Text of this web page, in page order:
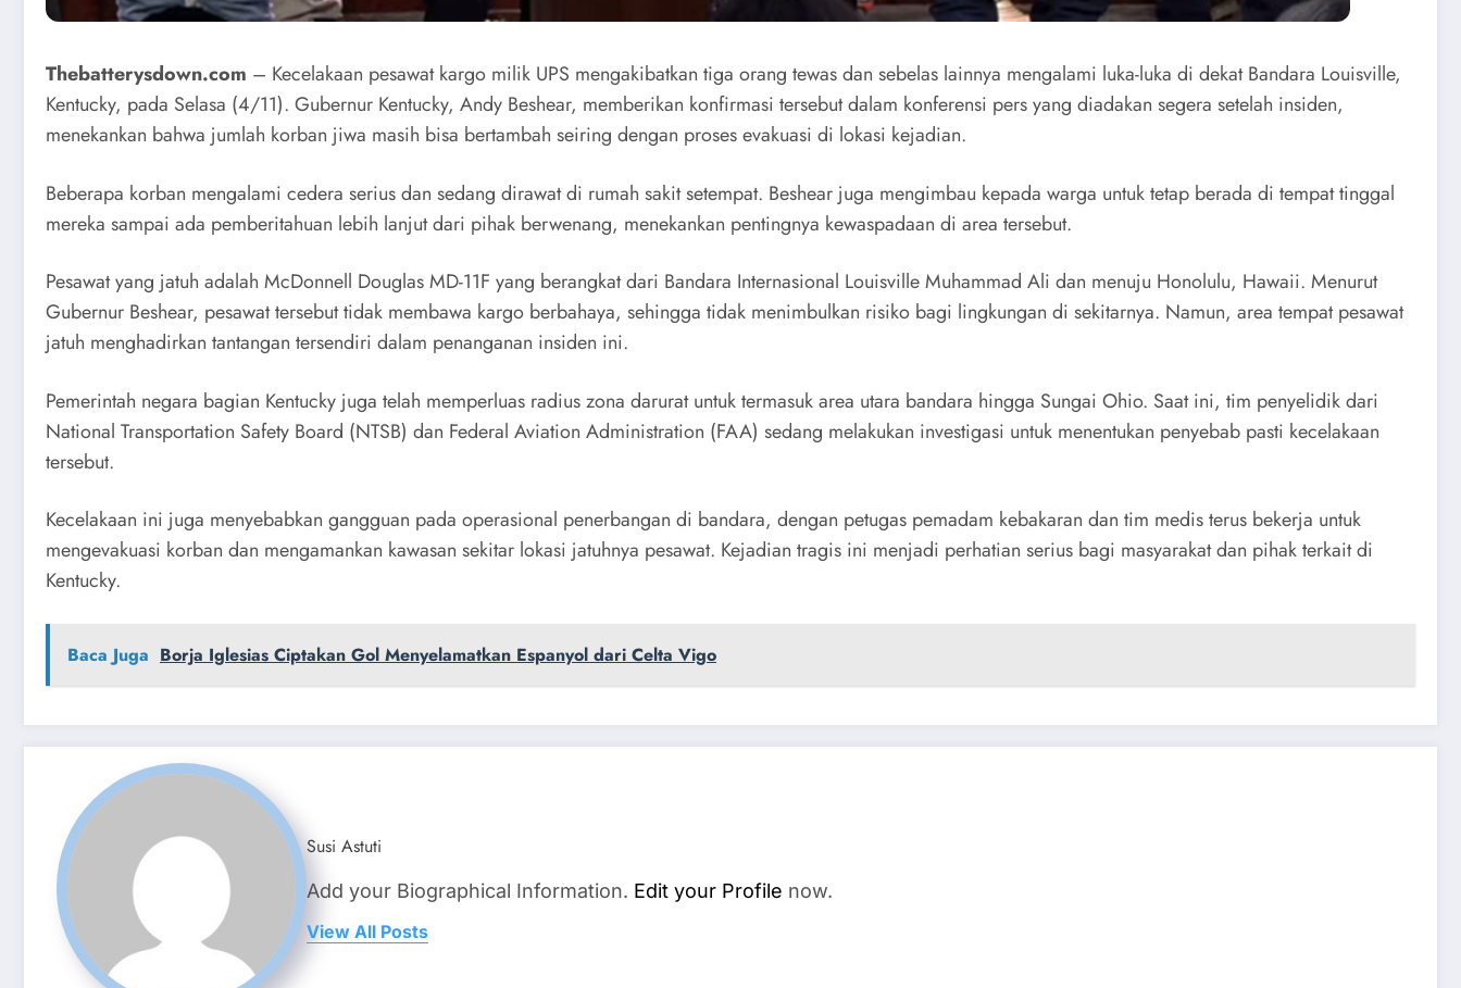
Thebatterysdown.com – Kecelakaan pesawat kargo milik UPS mengakibatkan tiga orang tewas dan sebelas lainnya mengalami luka-luka di dekat Bandara Louisville,
Kentucky, pada Selasa (4/11). Gubernur Kentucky, Andy Beshear, memberikan konfirmasi tersebut dalam konferensi pers yang diadakan segera setelah insiden,
menekankan bahwa jumlah korban jiwa masih bisa bertambah seiring dengan proses evakuasi di lokasi kejadian.
Beberapa korban mengalami cedera serius dan sedang dirawat di rumah sakit setempat. Beshear juga mengimbau kepada warga untuk tetap berada di tempat tinggal
mereka sampai ada pemberitahuan lebih lanjut dari pihak berwenang, menekankan pentingnya kewaspadaan di area tersebut.
Pesawat yang jatuh adalah McDonnell Douglas MD-11F yang berangkat dari Bandara Internasional Louisville Muhammad Ali dan menuju Honolulu, Hawaii. Menurut
Gubernur Beshear, pesawat tersebut tidak membawa kargo berbahaya, sehingga tidak menimbulkan risiko bagi lingkungan di sekitarnya. Namun, area tempat pesawat
jatuh menghadirkan tantangan tersendiri dalam penanganan insiden ini.
Pemerintah negara bagian Kentucky juga telah memperluas radius zona darurat untuk termasuk area utara bandara hingga Sungai Ohio. Saat ini, tim penyelidik dari
National Transportation Safety Board (NTSB) dan Federal Aviation Administration (FAA) sedang melakukan investigasi untuk menentukan penyebab pasti kecelakaan
tersebut.
Kecelakaan ini juga menyebabkan gangguan pada operasional penerbangan di bandara, dengan petugas pemadam kebakaran dan tim medis terus bekerja untuk
mengevakuasi korban dan mengamankan kawasan sekitar lokasi jatuhnya pesawat. Kejadian tragis ini menjadi perhatian serius bagi masyarakat dan pihak terkait di
Kentucky.
Baca Juga Borja Iglesias Ciptakan Gol Menyelamatkan Espanyol dari Celta Vigo
Susi Astuti
Add your Biographical Information. Edit your Profile now.
View All Posts